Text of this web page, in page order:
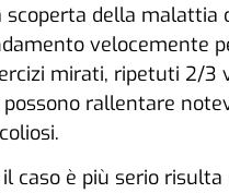
della malattia
velocemente
mirati, ripetuti 2/3
rallentare
caso è più serio risulta